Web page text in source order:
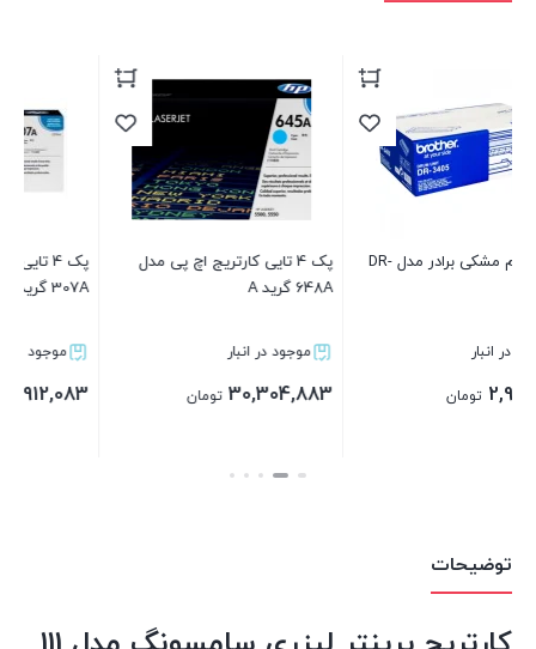
اچ پی مدل
تومان
پک 4 تایی کارتریج اچ پی مدل
موجود در انبار
168,912,083 تومان
کارتریج برادر 2260 گرید A
موجود در انبار
2,732,483 تومان
توضیحات